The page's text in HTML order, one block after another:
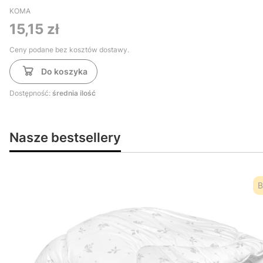
KOMA
Cena
15,15 zł
Ceny podane bez kosztów dostawy.
Do koszyka
Dostępność: średnia ilość
Nasze bestsellery